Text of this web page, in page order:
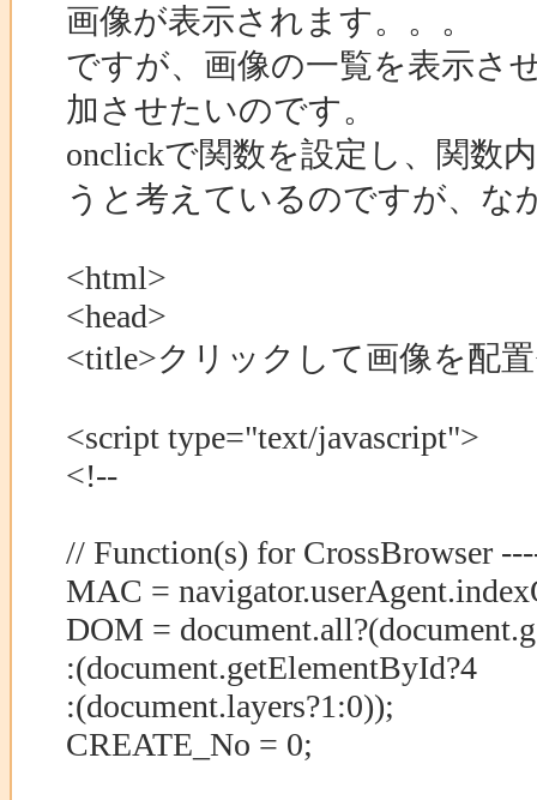
画像が表示されます。。。
ですが、画像の一覧を表示さ
加させたいのです。
onclickで関数を設定し、関数
うと考えているのですが、な
<html>
<head>
<title>クリックして画像を配
<script type="text/javascript">
<!--
// Function(s) for CrossBrowser
MAC =
DOM =
:(document.getElementById?4
:(document.layers?1:0));
CREATE_No = 0;